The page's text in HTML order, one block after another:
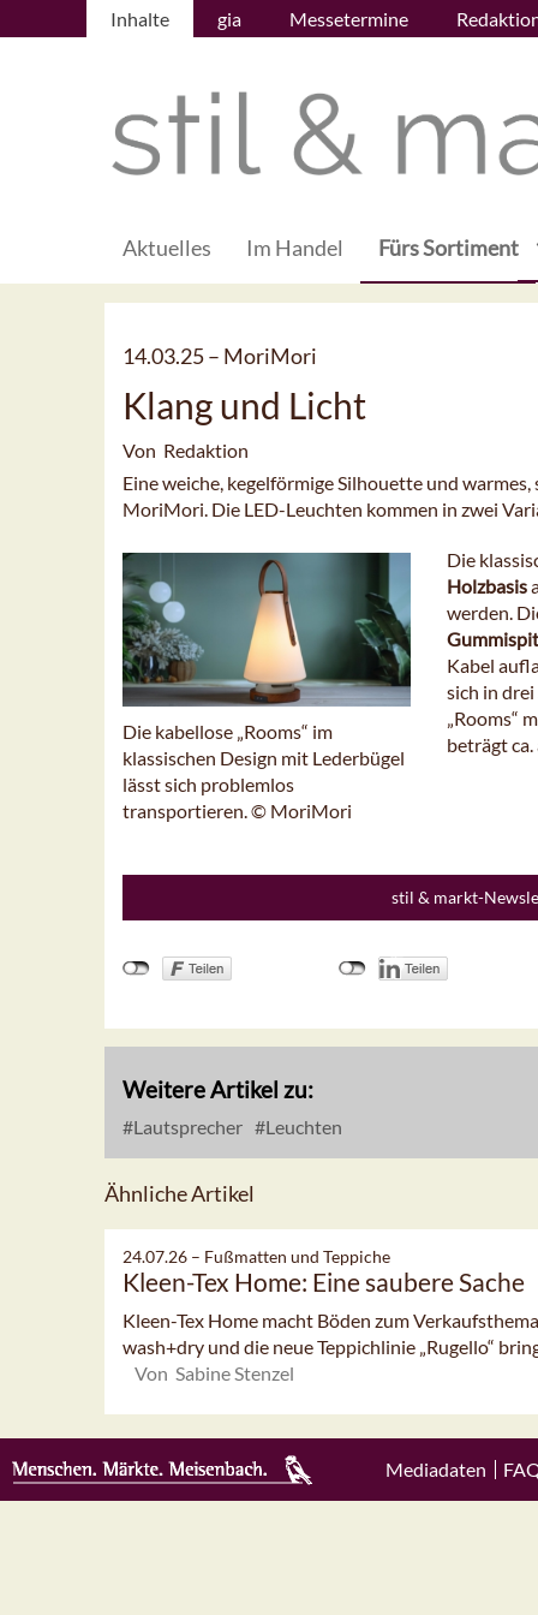
Inhalte gia Messetermine
Aktuelles Im Handel Fürs Sortiment
14.03.25 – MoriMori
Klang und Licht
Von Redaktion
Eine weiche, kegelförmige Silhouette und
MoriMori. Die LED-Leuchten kommen in zwei
Die kabellose „Rooms“ im
klassischen Design mit Lederbügel
lässt sich problemlos
transportieren. © MoriMori
Die
Holzbasis
werden.
Kabel
sich in
„Rooms“
beträgt
stil & markt-
Weitere Artikel zu:
Lautsprecher Leuchten
Ähnliche Artikel
24.07.26 – Fußmatten und Teppiche
Kleen-Tex Home: Eine saubere Sache
Kleen-Tex Home macht Böden zum
wash+dry und die neue Teppichlinie „Rugello“
Von Sabine Stenzel
Mediadaten